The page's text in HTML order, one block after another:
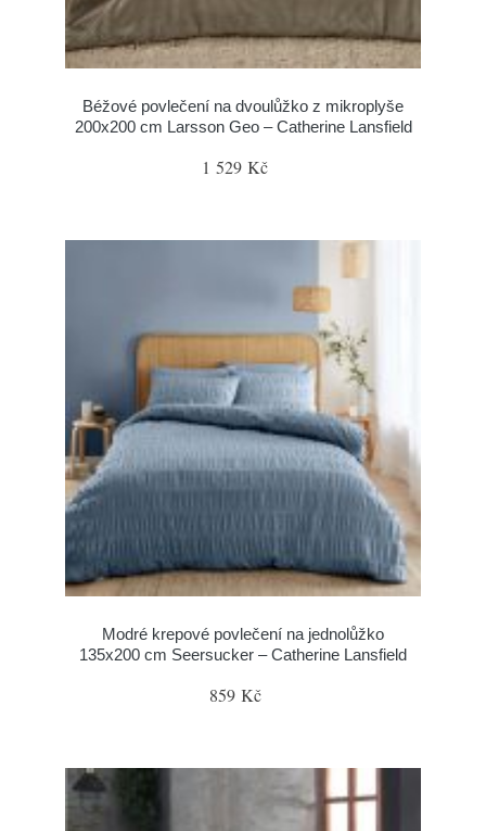
Béžové povlečení na dvoulůžko z mikroplyše
200x200 cm Larsson Geo – Catherine Lansfield
1 529 Kč
Modré krepové povlečení na jednolůžko
135x200 cm Seersucker – Catherine Lansfield
859 Kč